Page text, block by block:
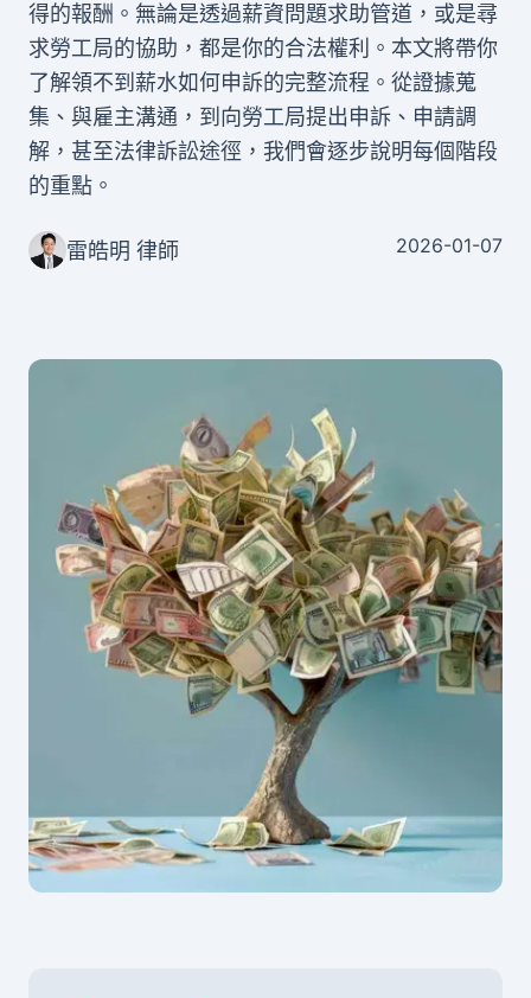
得的報酬。無論是透過薪資問題求助管道，或是尋
求勞工局的協助，都是你的合法權利。本文將帶你
了解領不到薪水如何申訴的完整流程。從證據蒐
集、與雇主溝通，到向勞工局提出申訴、申請調
解，甚至法律訴訟途徑，我們會逐步說明每個階段
的重點。
雷皓明 律師 2026-01-07